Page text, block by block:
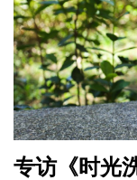
专访《时光